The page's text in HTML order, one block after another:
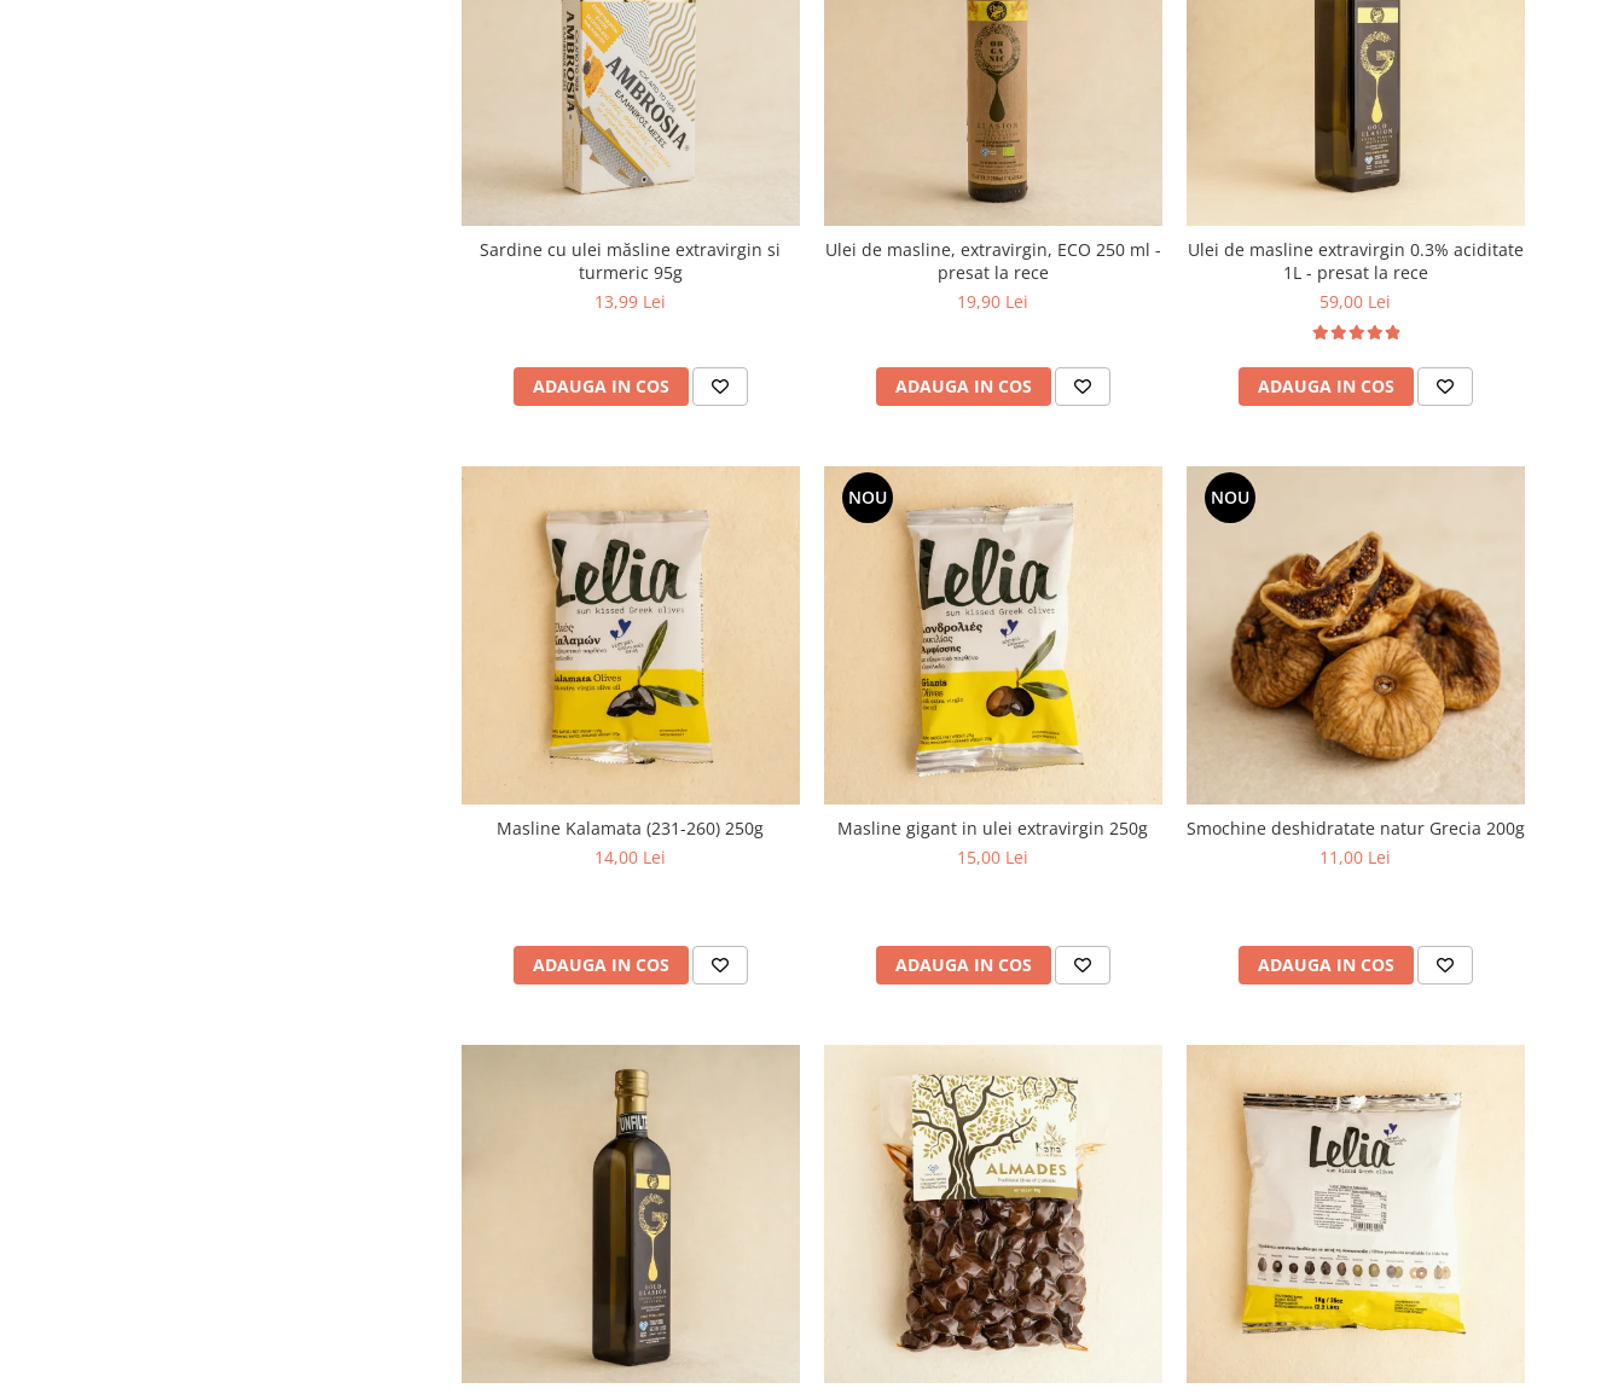
Sardine cu ulei măsline extravirgin si
turmeric 95g
13,99 Lei
ADAUGA IN COS
Ulei de masline, extravirgin, ECO 250 ml -
presat la rece
19,90 Lei
ADAUGA IN COS
Ulei de masline extravirgin 0.3% aciditate
1L - presat la rece
59,00 Lei
ADAUGA IN COS
Masline Kalamata (231-260) 250g
14,00 Lei
ADAUGA IN COS
NOU
Masline gigant in ulei extravirgin 250g
15,00 Lei
ADAUGA IN COS
NOU
Smochine deshidratate natur Grecia 200g
11,00 Lei
ADAUGA IN COS